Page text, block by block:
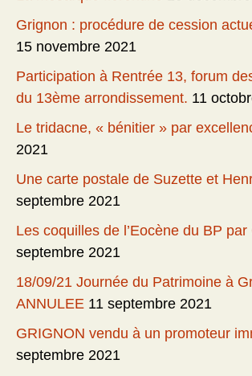
Grignon : procédure de cession
15 novembre 2021
Participation à Rentrée 13, forum
du 13ème arrondissement. 11
Le tridacne, « bénitier » par
2021
Une carte postale de Suzette et
septembre 2021
Les coquilles de l’Eocène du BP par
septembre 2021
18/09/21 Journée du Patrimoine à
ANNULEE 11 septembre 2021
GRIGNON vendu à un promoteur
septembre 2021